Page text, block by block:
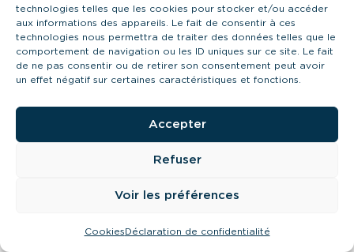
technologies telles que les cookies pour stocker et/ou accéder
aux informations des appareils. Le fait de consentir à ces
technologies nous permettra de traiter des données telles que le
comportement de navigation ou les ID uniques sur ce site. Le fait
de ne pas consentir ou de retirer son consentement peut avoir
un effet négatif sur certaines caractéristiques et fonctions.
Accepter
Refuser
Voir les préférences
CookiesDéclaration de confidentialité
Contactez-nous
21 quai Antoine Riboud - 69002, Lyon
contact@urps-mk-ara.org
04 27 89 57 85
Politique de confidentialté